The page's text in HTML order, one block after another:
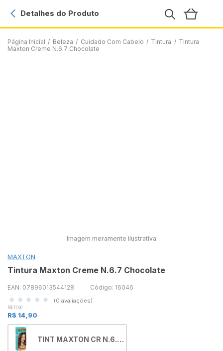
Página Inicial / Beleza / Cuidado Com Cabelo / Tintura / Tintura
Maxton Creme N.6.7 Chocolate
Detalhes do Produto
Imagem meramente ilustrativa
MAXTON
Tintura Maxton Creme N.6.7 Chocolate
EAN: 07896013544128 Código: 16046
(0 avaliações)
R$ 17,90
R$ 14,90
TINT MAXTON CR N.6.7